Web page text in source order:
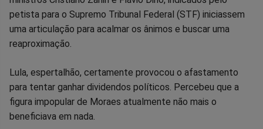
no
Facebook
no
Whatsapp
no
no
no
no
petista para o Supremo Tribunal Federal (STF) iniciassem
uma articulação para acalmar os ânimos e buscar uma
reaproximação.
Lula, espertalhão, certamente provocou o afastamento
para tentar ganhar dividendos políticos. Percebeu que a
figura impopular de Moraes atualmente não mais o
beneficiava em nada.